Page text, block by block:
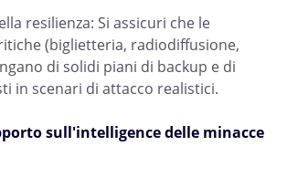
resilienza: Si assicuri che le
(biglietteria, radiodiffusione,
di solidi piani di backup e di
in scenari di attacco realistici.
sull'intelligence delle minacce